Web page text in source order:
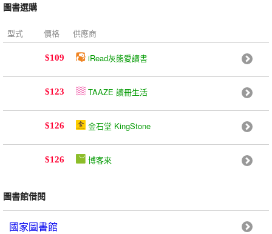
圖書選購
型式 價格 供應商
$109 iRead灰熊愛讀書
$123 TAAZE 讀冊生活
$126 金石堂 KingStone
$126 博客來
圖書館借閱
國家圖書館